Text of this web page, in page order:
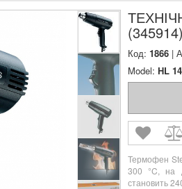
(345914)
Код: 1866|
Model: HL
Термофен
300 °C, на
становить